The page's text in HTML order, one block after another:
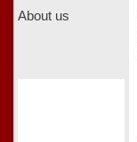
About us